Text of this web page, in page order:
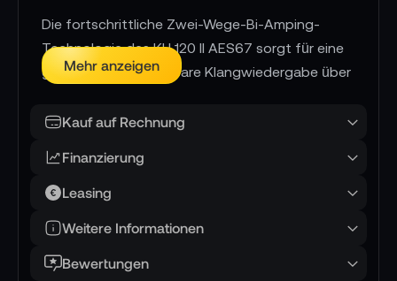
Die fortschrittliche Zwei-Wege-Bi-Amping-
Technologie des KH 120 II AES67 sorgt für eine
gleichmäßige und lineare Klangwiedergabe über
professionellen Studio oder im Heimstudio,
Hörerlebnis, das Ihre Kreativität beflügelt und
Ihre Audioarbeit auf eine neue Ebene hebt.
Die intuitive Bedienoberfläche ermöglicht Ihnen
und individuelle Vorlieben. Dank der AES67-
Mehr anzeigen
Kauf auf Rechnung
Finanzierung
Leasing
Weitere Informationen
Bewertungen